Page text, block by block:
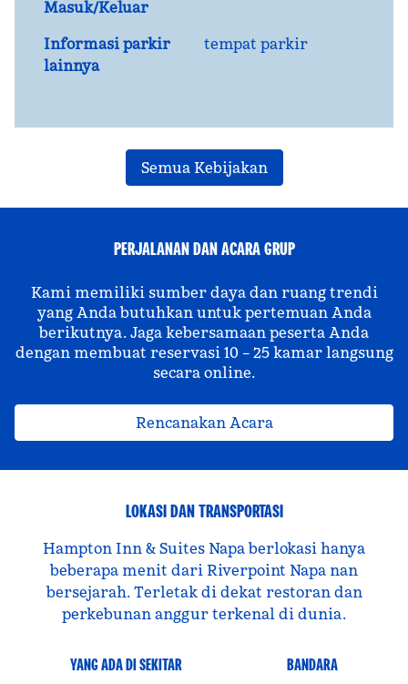
Masuk/Keluar
Informasi parkir
lainnya
tempat parkir
Semua Kebijakan
PERJALANAN DAN ACARA GRUP
Kami memiliki sumber daya dan ruang trendi
yang Anda butuhkan untuk pertemuan Anda
berikutnya. Jaga kebersamaan peserta Anda
dengan membuat reservasi 10 – 25 kamar langsung
secara online.
Rencanakan Acara
LOKASI DAN TRANSPORTASI
Hampton Inn & Suites Napa berlokasi hanya
beberapa menit dari Riverpoint Napa nan
bersejarah. Terletak di dekat restoran dan
perkebunan anggur terkenal di dunia.
YANG ADA DI SEKITAR BANDARA